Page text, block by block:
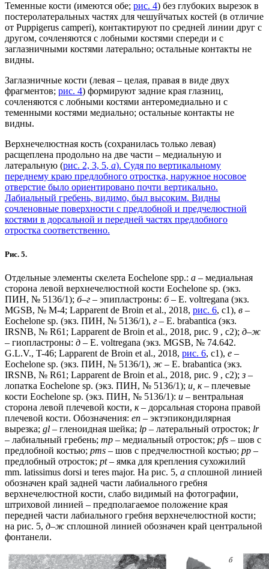
Теменные кости (имеются обе; рис. 4) без глубоких вырезок в
постеролатеральных частях для чешуйчатых костей (в отличие
от Puppigerus camperi), контактируют по средней линии друг с
другом, сочленяются с лобными костями спереди и с
заглазничными костями латерально; остальные контакты не
видны.
Заглазничные кости (левая – целая, правая в виде двух
фрагментов; рис. 4) формируют задние края глазниц,
сочленяются с лобными костями антеромедиально и с
теменными костями медиально; остальные контакты не
видны.
Верхнечелюстная кость (сохранилась только левая)
расщеплена продольно на две части – медиальную и
латеральную (рис. 2, 3, 5, а). Судя по вертикальному
переднему краю предлобного отростка, наружное носовое
отверстие было ориентировано почти вертикально.
Лабиальный гребень, видимо, был высоким. Видны
сочленовные поверхности с предлобной и предчелюстной
костями в дорсальной и передней частях предлобного
отростка соответственно.
Рис. 5.
Отдельные элементы скелета Eochelone spp.: а – медиальная
сторона левой верхнечелюстной кости Eochelone sp. (экз.
ПИН, № 5136/1); б–г – эпипластроны: б– E. voltregana (экз.
MGSB, № M-4; Lapparent de Broin et al., 2018, рис. 6, c1), в –
Eochelone sp. (экз. ПИН, № 5136/1), г – E. brabantica (экз.
IRSNB, № R61; Lapparent de Broin et al., 2018, рис. 9 , c2); д–ж
– гиопластроны: д – E. voltregana (экз. MGSB, № 74.642.
G.L.V., T-46; Lapparent de Broin et al., 2018, рис. 6, c1), е –
Eochelone sp. (экз. ПИН, № 5136/1), ж – E. brabantica (экз.
IRSNB, № R61; Lapparent de Broin et al., 2018, рис. 9 , c2);з –
лопатка Eochelone sp. (экз. ПИН, № 5136/1); и, к– плечевые
кости Eochelone sp. (экз. ПИН, № 5136/1): и – вентральная
сторона левой плечевой кости, к– дорсальная сторона правой
плечевой кости. Обозначения: en – эктэпикондилярная
вырезка; gl – гленоидная шейка; lp – латеральный отросток; lr
– лабиальный гребень; mp – медиальный отросток; pfs – шов с
предлобной костью; pms – шов с предчелюстной костью; pp –
предлобный отросток; pt– ямка для крепления сухожилий
mm. latissimus dorsi и teres major. На рис. 5, а сплошной линией
обозначен край задней части лабиального гребня
верхнечелюстной кости, слабо видимый на фотографии,
штриховой линией – предполагаемое положение края
передней части лабиального гребня верхнечелюстной кости;
на рис. 5, д–ж сплошной линией обозначен край центральной
фонтанели.